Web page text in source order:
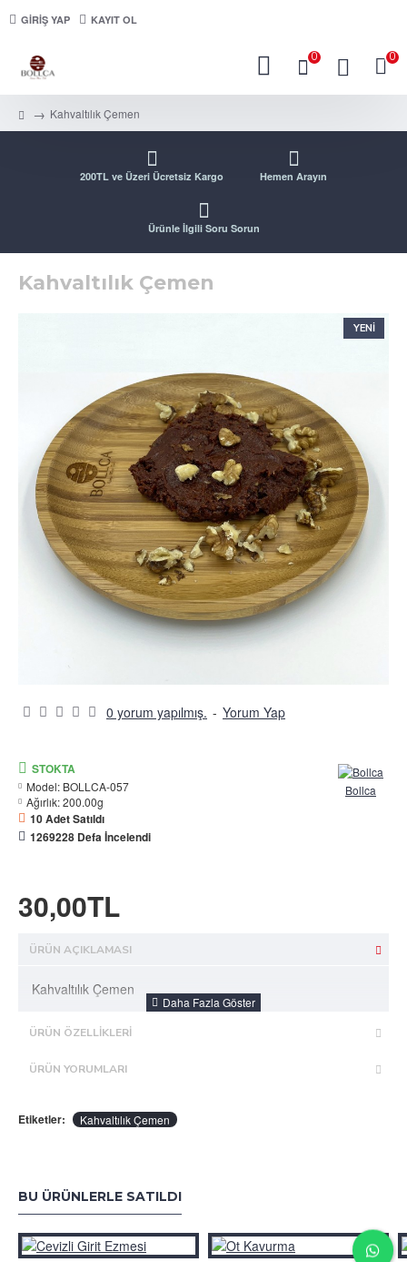
GIRIŞ YAP KAYIT OL
0 0
Kahvaltılık Çemen
200TL ve Üzeri Ücretsiz Kargo Hemen Arayın
Ürünle İlgili Soru Sorun
Kahvaltılık Çemen
YENI
0 yorum yapılmış. - Yorum Yap
30,00TL
STOKTA
Model: BOLLCA-057
Ağırlık:200.00g
Bollca
10 Adet Satıldı
1269228 Defa İncelendi
ÜRÜN AÇIKLAMASI
Kahvaltılık Çemen
ÜRÜN ÖZELLIKLERI
ÜRÜN YORUMLARI
Etiketler: Kahvaltılık Çemen
BU ÜRÜNLERLE SATILDI